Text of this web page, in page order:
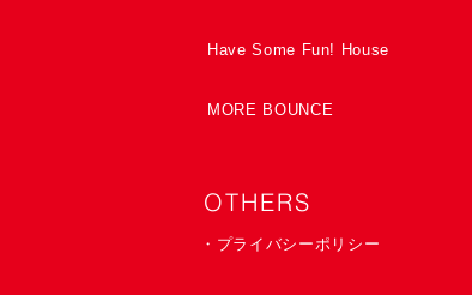
Have Some Fun! House
MORE BOUNCE
OTHERS
・プライバシーポリシー